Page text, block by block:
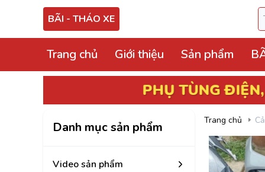
BÃI - THÁO XE
Trang chủ Giới thiệu Sản phẩm
Video sản phẩm
Phụ tùng Bãi -
Hộp điện, hộp
PHỤ TÙNG ĐIỆN, ECUBÃI
Danh mục sản phẩm
Video sản phẩm
Trang chủ